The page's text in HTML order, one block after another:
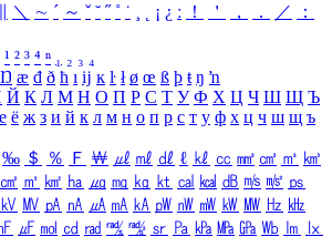
＼ ∼ ´ ～ ˇ ˘ ˝ ˚ ˙ ¸ ¡ ¿ ː ！ ＇ ， ． ／
：
¹ ² ³ ⁴ ⁿ ₁ ₂ ₃ ₄
Ŋ æ đ ð ħ ı ĳ ĸ ŀ ł ø œ ß þ ŧ ŋ ŉ
Й К Л М Н О П Р С Т У Ф Х Ц Ч Ш Щ Ъ
е ё ж з и й к л м н о п р с т у ф х ц ч ш щ ъ
‰ ＄ ％ Ｆ ￦ ㎕ ㎖ ㎗ ℓ ㎘ ㏄ ㎣ ㎤ ㎥ ㎦
㎠ ㎡ ㎢ ㏊ ㎍ ㎎ ㎏ ㏏ ㎈ ㎉ ㏈ ㎧ ㎨ ㎰
㎸ ㎹ ㎀ ㎁ ㎂ ㎃ ㎄ ㎺ ㎻ ㎽ ㎾ ㎿ ㎐ ㎑
㎌ ㏖ ㏅ ㎭ ㎮ ㎯ ㏛ ㎩ ㎪ ㎫ ㎬ ㏝ ㏐
㏓